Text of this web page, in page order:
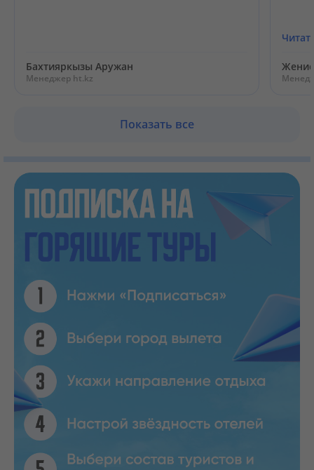
Бахтияркызы Аружан
Менеджер ht.kz
Показать все